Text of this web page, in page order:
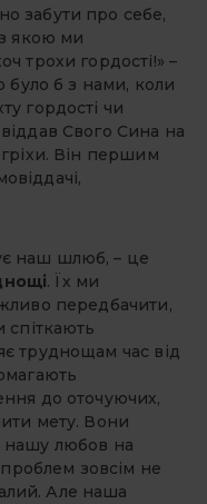
забути про себе,
якою ми
трохи гордості!» –
було б з нами, коли
гордості чи
Свого Сина на
Він першим
наш шлюб, – це
. Їх ми
передбачити,
спіткають
труднощам час від
до оточуючих,
мету. Вони
нашу любов на
проблем зовсім не
Але наша